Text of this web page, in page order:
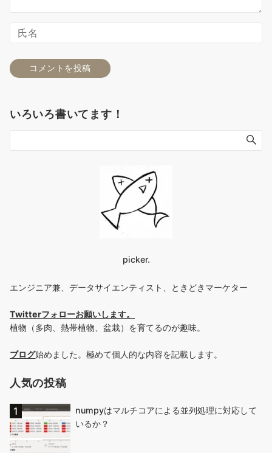
いろいろ書いてます！
picker.
エンジニア兼、データサイエンティスト、ときどきマーケター
Twitterフォローお願いします。
植物（多肉、熱帯植物、盆栽）を育てるのが趣味。
ブログ始めました。極めて個人的な内容を記載します。
人気の投稿
numpyはマルチコアによる並列処理に対応して
いるか？